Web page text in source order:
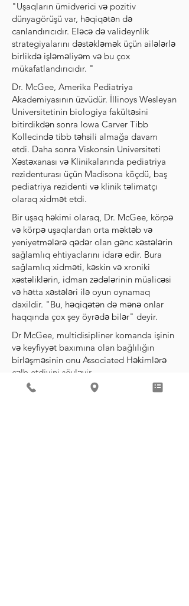
"Uşaqların ümidverici və pozitiv
dünyagörüşü var, həqiqətən də
canlandırıcıdır. Eləcə də valideynlik
strategiyalarını dəstəkləmək üçün ailələrlə
birlikdə işləməliyəm və bu çox
mükafatlandırıcıdır. "
Dr. McGee, Amerika Pediatriya
Akademiyasının üzvüdür. İllinoys Wesleyan
Universitetinin biologiya fakültəsini
bitirdikdən sonra Iowa Carver Tibb
Kollecində tibb təhsili almağa davam
etdi. Daha sonra Viskonsin Universiteti
Xəstəxanası və Klinikalarında pediatriya
rezidenturası üçün Madisona köçdü, baş
pediatriya rezidenti və klinik təlimatçı
olaraq xidmət etdi.
Bir uşaq həkimi olaraq, Dr. McGee, körpə
və körpə uşaqlardan orta məktəb və
yeniyetmələrə qədər olan gənc xəstələrin
sağlamlıq ehtiyaclarını idarə edir. Bura
sağlamlıq xidməti, kəskin və xroniki
xəstəliklərin, idman zədələrinin müalicəsi
və hətta xəstələri ilə oyun oynamaq
daxildir. "Bu, həqiqətən də mənə onlar
haqqında çox şey öyrədə bilər" deyir.
Dr McGee, multidisipliner komanda işinin
və keyfiyyət baxımına olan bağlılığın
birləşməsinin onu Associated Həkimlərə
cəlb etdiyini söyləyir.